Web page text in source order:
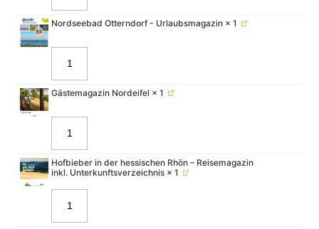
Nordseebad Otterndorf - Urlaubsmagazin × 1
Gästemagazin Nordeifel × 1
Hofbieber in der hessischen Rhön – Reisemagazin
inkl. Unterkunftsverzeichnis × 1